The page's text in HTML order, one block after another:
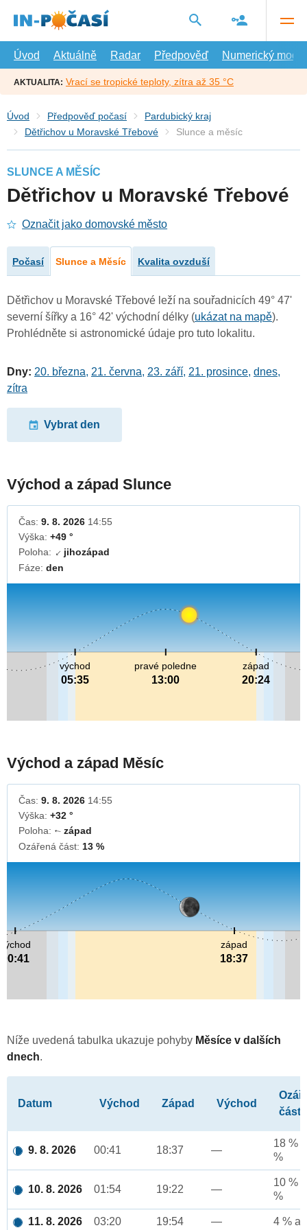
hlavní
Úvod
Aktuálně Radar Předpověď Numerický model
AKTUALITA: Vrací se tropické teploty, zítra až 35 °C
Úvod Předpověď počasí
Pardubický kraj
Dětřichov u Moravské Třebové
Slunce a měsíc
SLUNCE A MĚSÍC
Dětřichov u Moravské Třebové
Označit jako domovské město
Počasí Slunce a Měsíc Kvalita ovzduší
Dětřichov u Moravské Třebové leží na souřadnicích 49° 47'
severní šířky a 16° 42' východní délky (ukázat na mapě).
Prohlédněte si astronomické údaje pro tuto lokalitu.
Dny: 20. března, 21. června, 23. září, 21. prosince, dnes,
zítra
Vybrat den
Východ a západ Slunce
Čas: 9. 8. 2026 14:55
Výška: +49 °
Poloha: ↓jihozápad
Fáze: den
pravé poledne
13:00
východ
05:35
západ
20:24
Východ a západ Měsíc
Čas: 9. 8. 2026 14:55
Výška: +32 °
Poloha:
↓západ
Ozářená část: 13 %
východ
00:41
západ
18:37
Níže uvedená tabulka ukazuje pohyby Měsíce v dalších
dnech.
Datum Východ Západ Východ
část
9. 8. 2026 00:41 18:37 —
18 %
%
10. 8. 2026 01:54 19:22 —
10 %
%
11. 8. 2026 03:20 19:54 — 4 %